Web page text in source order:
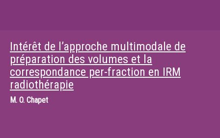
Intérêt de l’approche multimodale de
préparation des volumes et la
correspondance per-fraction en IRM
radiothérapie
M. O. Chapet